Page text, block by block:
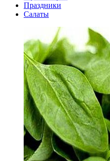
Праздники
Салаты